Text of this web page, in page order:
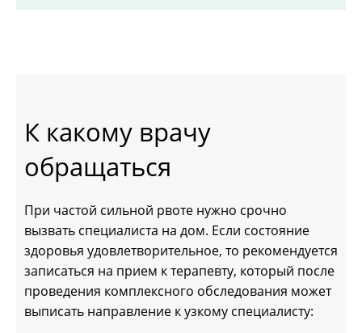
К какому врачу
обращаться
При частой сильной рвоте нужно срочно
вызвать специалиста на дом. Если состояние
здоровья удовлетворительное, то рекомендуется
записаться на прием к терапевту, который после
проведения комплексного обследования может
выписать направление к узкому специалисту: